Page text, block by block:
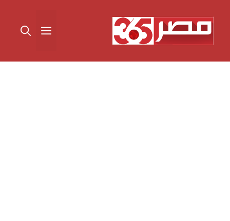
المحتوى القائمة